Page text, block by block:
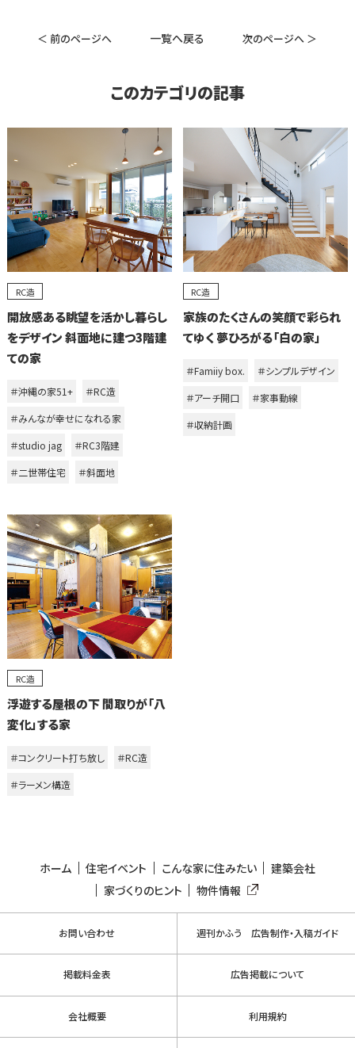
＜ 前のページへ 一覧へ戻る 次のページへ ＞
このカテゴリの記事
RC造
開放感ある眺望を活かし暮らし
をデザイン 斜面地に建つ3階建
ての家
＃沖縄の家51+
＃RC造
＃みんなが幸せになれる家
＃studio jag
＃RC3階建
＃二世帯住宅
＃斜面地
RC造
家族のたくさんの笑顔で彩られ
てゆく 夢ひろがる「白の家」
＃Famiiy box.
＃シンプルデザイン
＃アーチ開口
＃家事動線
＃収納計画
RC造
浮遊する屋根の下 間取りが「八
変化」する家
＃コンクリート打ち放し
＃RC造
＃ラーメン構造
ホーム 住宅イベント こんな家に住みたい
建築会社
家づくりのヒント
物件情報
お問い合わせ 週刊かふう 広告制作・入稿ガイド
掲載料金表 広告掲載について
会社概要 利用規約